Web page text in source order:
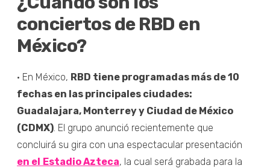
conciertos de RBD en
México?
· En México, RBD tiene programadas más de 10
fechas en las principales ciudades:
Guadalajara, Monterrey y Ciudad de México
(CDMX). El grupo anunció recientemente que
concluirá su gira con una espectacular presentación
en el Estadio Azteca, la cual será grabada para la